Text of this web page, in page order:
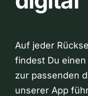
Auf jeder
findest Du
zur passenden
unserer App